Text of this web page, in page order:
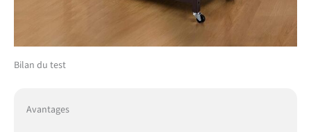
Bilan du test
Avantages